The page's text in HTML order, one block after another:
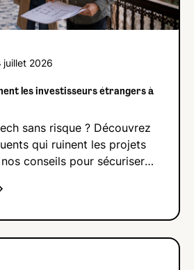
juillet 2026
les investisseurs étrangers à
sans risque ? Découvrez
qui ruinent les projets
conseils pour sécuriser